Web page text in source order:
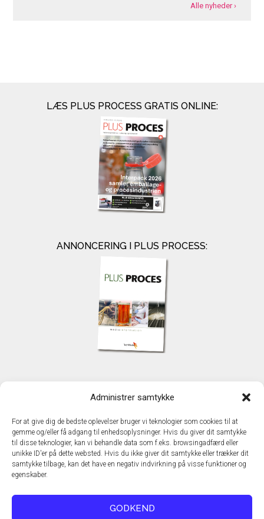
Administrer samtykke
For at give dig de bedste oplevelser bruger vi teknologier som cookies til at
gemme og/eller få adgang til enhedsoplysninger. Hvis du giver dit samtykke
til disse teknologier, kan vi behandle data som f.eks. browsingadfærd eller
unikke ID'er på dette websted. Hvis du ikke giver dit samtykke eller trækker dit
samtykke tilbage, kan det have en negativ indvirkning på visse funktioner og
egenskaber.
GODKEND
Alle nyheder ›
LÆS PLUS PROCESS GRATIS ONLINE:
ANNONCERING I PLUS PROCESS:
TechMedia A/S
DK – 2600 Glostrup
www.techmedia.dk
Telefon: +45 43 24 26 28
E-mail:info@techmedia.dk